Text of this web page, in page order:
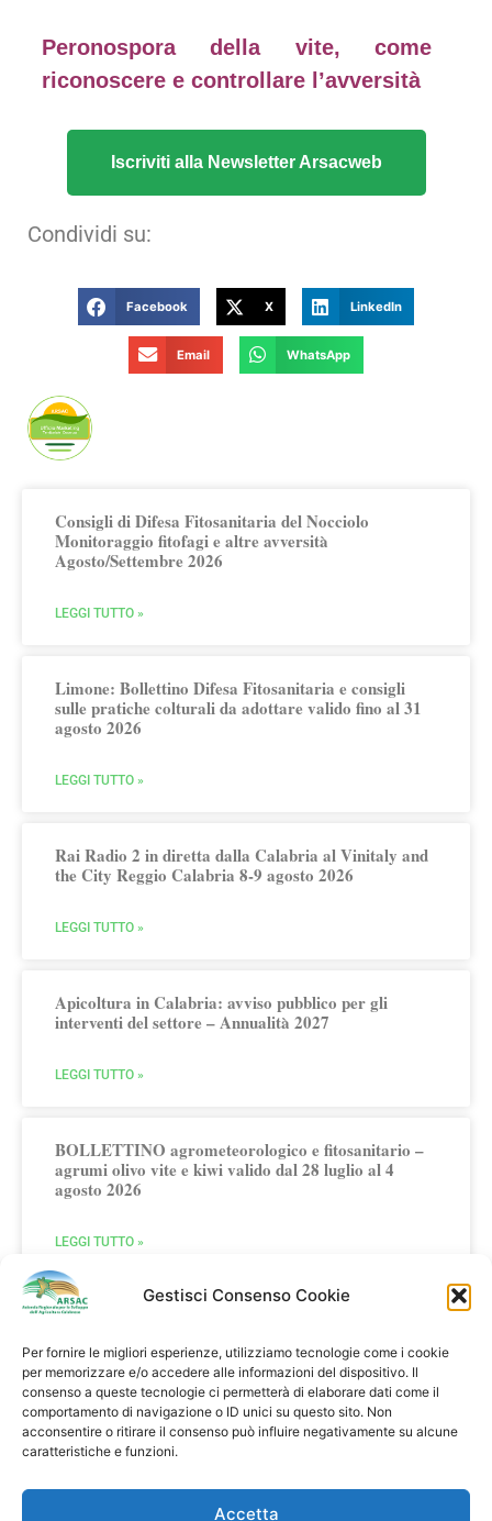
Gestisci Consenso Cookie
Per fornire le migliori esperienze, utilizziamo tecnologie come i cookie
per memorizzare e/o accedere alle informazioni del dispositivo. Il
consenso a queste tecnologie ci permetterà di elaborare dati come il
comportamento di navigazione o ID unici su questo sito. Non
acconsentire o ritirare il consenso può influire negativamente su alcune
caratteristiche e funzioni.
Accetta
Peronospora della vite, come
riconoscere e controllare l’avversità
Iscriviti alla Newsletter Arsacweb
Condividi su:
Facebook X LinkedIn
Email WhatsApp
Consigli di Difesa Fitosanitaria del Nocciolo
Monitoraggio fitofagi e altre avversità
Agosto/Settembre 2026
LEGGI TUTTO »
Limone: Bollettino Difesa Fitosanitaria e consigli
sulle pratiche colturali da adottare valido fino al 31
agosto 2026
LEGGI TUTTO »
Rai Radio 2 in diretta dalla Calabria al Vinitaly and
the City Reggio Calabria 8-9 agosto 2026
LEGGI TUTTO »
Apicoltura in Calabria: avviso pubblico per gli
interventi del settore – Annualità 2027
LEGGI TUTTO »
BOLLETTINO agrometeorologico e fitosanitario –
agrumi olivo vite e kiwi valido dal 28 luglio al 4
agosto 2026
LEGGI TUTTO »
Multifunzionalità in Agricoltura